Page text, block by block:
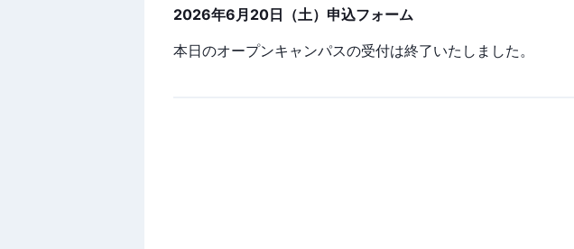
2026年6月20日（土）申込フォーム
本日のオープンキャンパスの受付は終了いたしました。